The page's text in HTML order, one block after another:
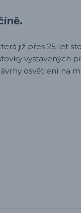
již přes 25 let
vystavených
osvětlení na